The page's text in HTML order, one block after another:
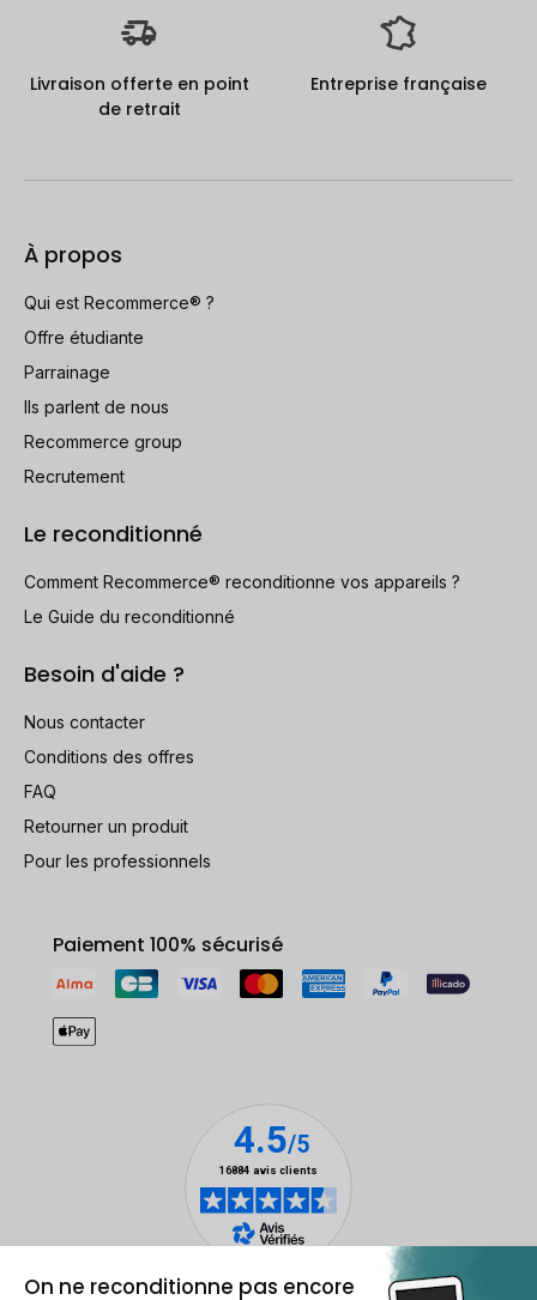
Livraison offerte en point
de retrait
Entreprise française
À propos
Qui est Recommerce® ?
Offre étudiante
Parrainage
Ils parlent de nous
Recommerce group
Recrutement
Le reconditionné
Comment Recommerce® reconditionne vos appareils ?
Le Guide du reconditionné
Besoin d'aide ?
Nous contacter
Conditions des offres
FAQ
Retourner un produit
Pour les professionnels
Paiement 100% sécurisé